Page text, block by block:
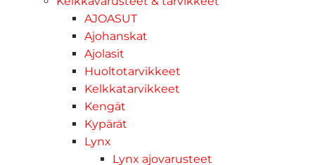
AJOASUT
Ajohanskat
Ajolasit
Huoltotarvikkeet
Kelkkatarvikkeet
Kengät
Kypärät
Lynx
Lynx ajovarusteet